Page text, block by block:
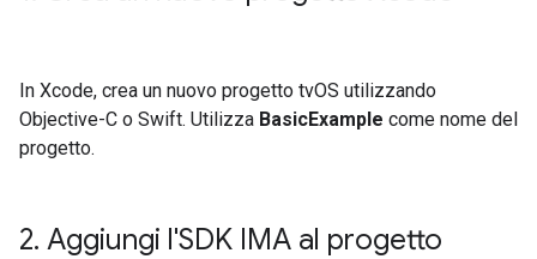
In Xcode, crea un nuovo progetto tvOS utilizzando
Objective-C o Swift. Utilizza BasicExample come nome del
progetto.
2. Aggiungi l'SDK IMA al progetto